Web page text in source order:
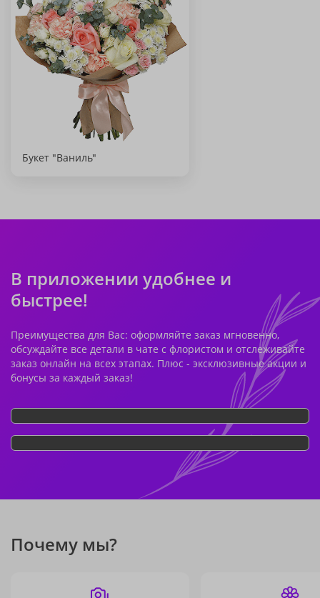
Букет "Ваниль"
В приложении удобнее и
быстрее!
Преимущества для Вас: оформляйте заказ мгновенно,
обсуждайте все детали в чате с флористом и отслеживайте
заказ онлайн на всех этапах. Плюс - эксклюзивные акции и
бонусы за каждый заказ!
Почему мы?